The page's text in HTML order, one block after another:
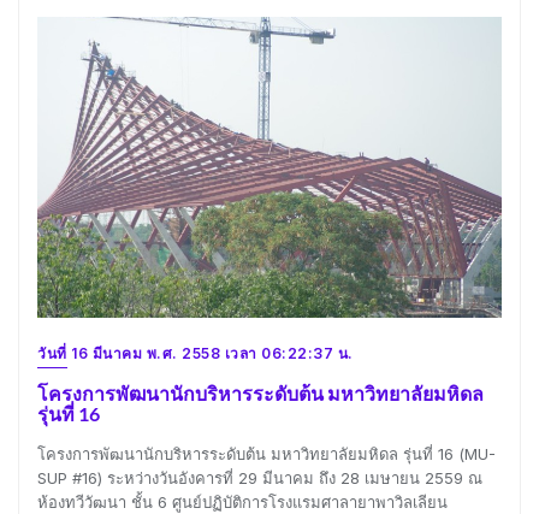
วันที่ 16 มีนาคม พ.ศ. 2558 เวลา 06:22:37 น.
โครงการพัฒนานักบริหารระดับต้น มหาวิทยาลัยมหิดล
รุ่นที่ 16
โครงการพัฒนานักบริหารระดับต้น มหาวิทยาลัยมหิดล รุ่นที่ 16 (MU-
SUP #16) ระหว่างวันอังคารที่ 29 มีนาคม ถึง 28 เมษายน 2559 ณ
ห้องทวีวัฒนา ชั้น 6 ศูนย์ปฏิบัติการโรงแรมศาลายาพาวิลเลียน